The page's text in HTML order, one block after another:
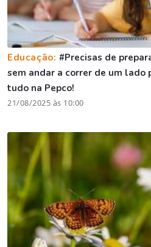
Educação:#Precisas de
sem andar a correr de um lado
tudo na Pepco!
21/08/2025 às 10:00